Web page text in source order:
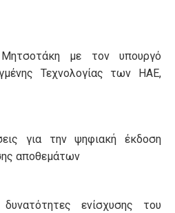
με τον υπουργό
Τεχνολογίας των ΗΑΕ,
για την ψηφιακή έκδοση
αποθεμάτων
ενίσχυσης του